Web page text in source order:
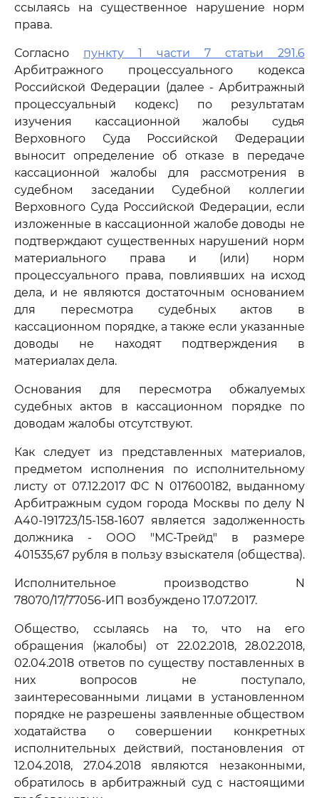
ссылаясь на существенное нарушение норм
права.
Согласно пункту 1 части 7 статьи 291.6
Арбитражного процессуального кодекса
Российской Федерации (далее - Арбитражный
процессуальный кодекс) по результатам
изучения кассационной жалобы судья
Верховного Суда Российской Федерации
выносит определение об отказе в передаче
кассационной жалобы для рассмотрения в
судебном заседании Судебной коллегии
Верховного Суда Российской Федерации, если
изложенные в кассационной жалобе доводы не
подтверждают существенных нарушений норм
материального права и (или) норм
процессуального права, повлиявших на исход
дела, и не являются достаточным основанием
для пересмотра судебных актов в
кассационном порядке, а также если указанные
доводы не находят подтверждения в
материалах дела.
Основания для пересмотра обжалуемых
судебных актов в кассационном порядке по
доводам жалобы отсутствуют.
Как следует из представленных материалов,
предметом исполнения по исполнительному
листу от 07.12.2017 ФС N 017600182, выданному
Арбитражным судом города Москвы по делу N
А40-191723/15-158-1607 является задолженность
должника - ООО "МС-Трейд" в размере
401535,67 рубля в пользу взыскателя (общества).
Исполнительное производство N
78070/17/77056-ИП возбуждено 17.07.2017.
Общество, ссылаясь на то, что на его
обращения (жалобы) от 22.02.2018, 28.02.2018,
02.04.2018 ответов по существу поставленных в
них вопросов не поступало,
заинтересованными лицами в установленном
порядке не разрешены заявленные обществом
ходатайства о совершении конкретных
исполнительных действий, постановления от
12.04.2018, 27.04.2018 являются незаконными,
обратилось в арбитражный суд с настоящими